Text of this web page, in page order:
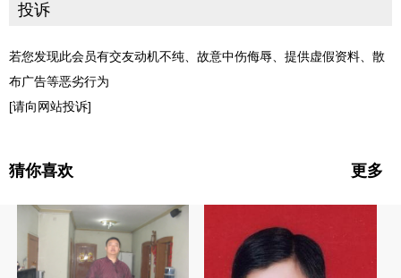
投诉
若您发现此会员有交友动机不纯、故意中伤侮辱、提供虚假资料、散
布广告等恶劣行为
[请向网站投诉]
猜你喜欢 更多